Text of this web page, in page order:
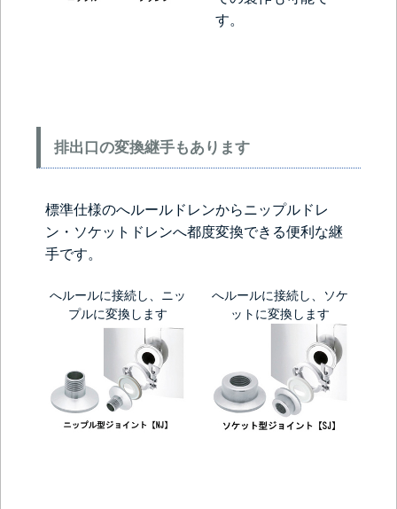
す。
排出口の変換継手もあります
標準仕様のへルールドレンからニップルドレ
ン・ソケットドレンへ都度変換できる便利な継
手です。
へルールに接続し、ニッ
プルに変換します
へルールに接続し、ソケ
ットに変換します